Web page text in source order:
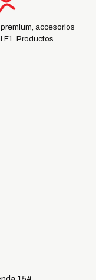
accesorios
F1. Productos